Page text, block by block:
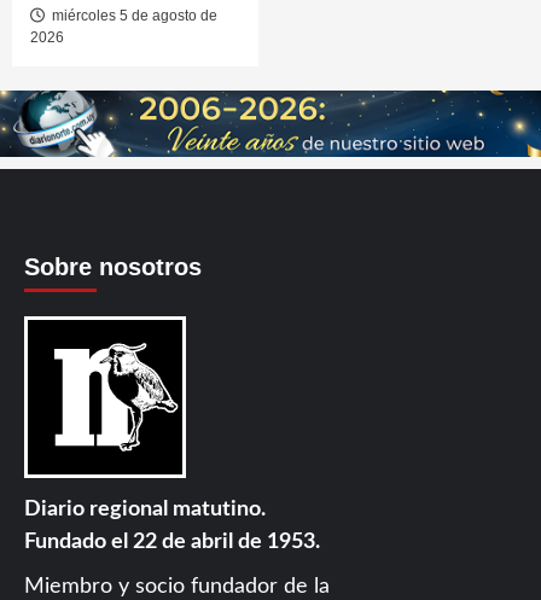
miércoles 5 de agosto de
2026
Sobre nosotros
Diario regional matutino.
Fundado el 22 de abril de 1953.
Miembro y socio fundador de la